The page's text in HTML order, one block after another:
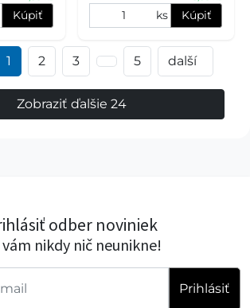
Kúpiť
neoprénovo
ks Kúpiť
1 2 3 5 další
Zobraziť ďalšie 24
odber noviniek
vám nikdy nič neunikne!
Prihlásiť